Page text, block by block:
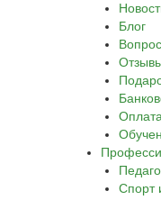
Блог
Спорт